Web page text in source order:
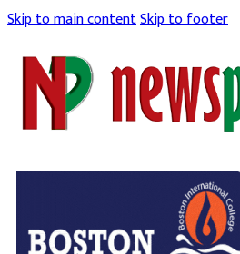
Skip to main contentSkip to footer